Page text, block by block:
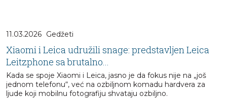
11.03.2026 Gedžeti
Xiaomi i Leica udružili snage: predstavljen Leica
Leitzphone sa brutalno...
Kada se spoje Xiaomi i Leica, jasno je da fokus nije na „još
jednom telefonu“, već na ozbiljnom komadu hardvera za
ljude koji mobilnu fotografiju shvataju ozbiljno.